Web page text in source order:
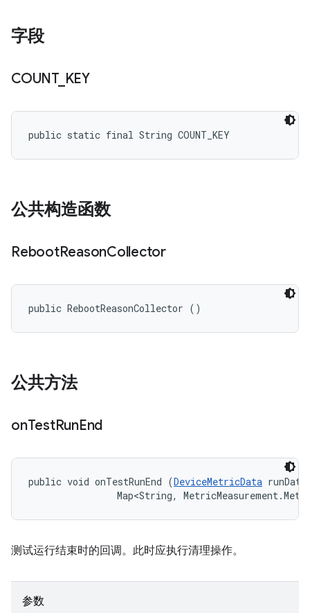
字段
COUNT_ KEY
public static final String COUNT_KEY
公共构造函数
RebootReasonCollector
public RebootReasonCollector ()
公共方法
onTestRunEnd
public void onTestRunEnd (DeviceMetricData
Map<String,
测试运行结束时的回调。此时应执行清理操作。
参数